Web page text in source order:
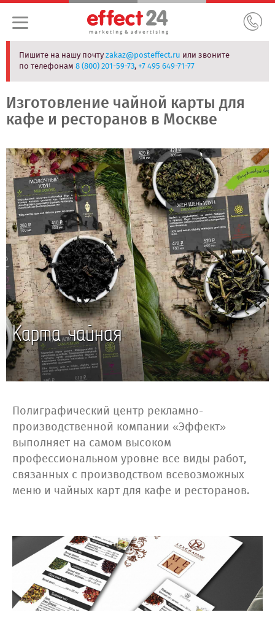
Пишите на нашу почтуzakaz@posteffect.ru или звоните
по телефонам8 (800) 201-59-73,+7 495 649-71-77
Изготовление чайной карты для
кафе и ресторанов в Москве
Карта чайная
Полиграфический центр рекламно-
производственной компании «Эффект»
выполняет на самом высоком
профессиональном уровне все виды работ,
связанных с производством всевозможных
меню и чайных карт для кафе и ресторанов.